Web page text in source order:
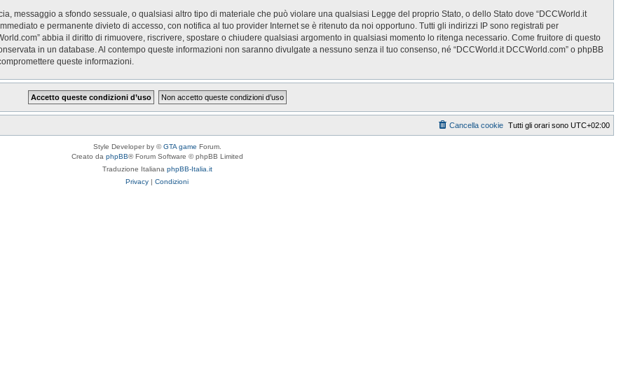
messaggio a sfondo sessuale, o qualsiasi altro tipo di materiale che può violare una qualsiasi Legge del proprio Stato, o dello Stato dove “DCCWorld.it
e permanente divieto di accesso, con notifica al tuo provider Internet se è ritenuto da noi opportuno. Tutti gli indirizzi IP sono registrati per
abbia il diritto di rimuovere, riscrivere, spostare o chiudere qualsiasi argomento in qualsiasi momento lo ritenga necessario. Come fruitore di questo
in un database. Al contempo queste informazioni non saranno divulgate a nessuno senza il tuo consenso, né “DCCWorld.it DCCWorld.com” o phpBB
queste informazioni.
Tutti gli orari sono UTC+02:00
Cancella cookie
Style Developer by ©GTA game Forum.
Creato da phpBB® Forum Software © phpBB Limited
Traduzione Italiana phpBB-Italia.it
Privacy | Condizioni